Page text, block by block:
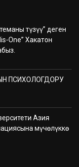
түзүү” деген
One” Хакатон
ПСИХОЛОГДОРУ
Азия
мүчөлүккө